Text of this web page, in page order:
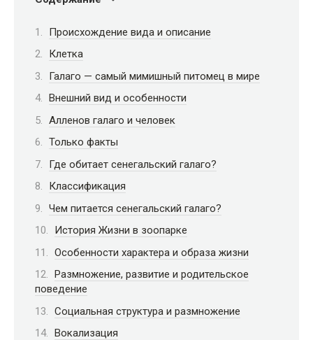
Происхождение вида и описание
Клетка
Галаго — самый мимишный питомец в мире
Внешний вид и особенности
Алленов галаго и человек
Только факты
Где обитает сенегальский галаго?
Классификация
Чем питается сенегальский галаго?
История Жизни в зоопарке
Особенности характера и образа жизни
Размножение, развитие и родительское
поведение
Социальная структура и размножение
Вокализация